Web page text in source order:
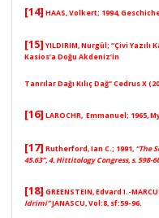
[14] HAAS, Volkert; 1994,
[15] YILDIRIM, Nurgül; “Çivi Yazılı
Kasios’a Doğu Akdeniz’in
Tanrılar Dağı Kılıç Dağ” Cedrus X
[16] LAROCHR, Emmanuel; 1965,
[17] Rutherford, Ian C.; 1991, “The
45.63”, 4. Hittitology Congress, s. 598-
[18] GREENSTEIN, Edvard I.-
Idrimi”JANASCU, Vol:8, sf:59-96.